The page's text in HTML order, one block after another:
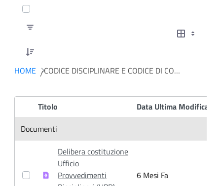
0 of 7 Articoli Selected
HOME CODICE DISCIPLINARE E CODICE DI CONDOTTA
Item Selection
Titolo Data Ultima Modifica
Documenti
Delibera costituzione
Ufficio
Provvedimenti
6 Mesi Fa